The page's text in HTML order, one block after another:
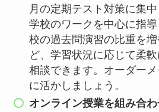
月の定期テスト対策に集
学校のワークを中心に指
校の過去問演習の比重を
ど、学習状況に応じて柔
相談できます。オーダー
に活かしましょう。
オンライン授業を組み合